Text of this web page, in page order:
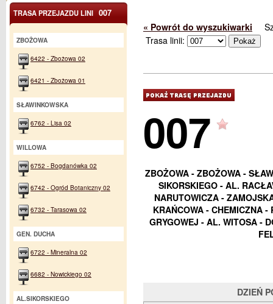
« Powrót do wyszukiwarki
Trasa linii:
007
ZBOŻOWA - ZBOŻOWA -
SIKORSKIEGO - AL.
NARUTOWICZA -
KRAŃCOWA - CHEMICZNA -
GRYGOWEJ - AL. WITOSA -
DZIEŃ
TRASA PRZEJAZDU LINI 007
ZBOŻOWA
6422 - Zbożowa 02
6421 - Zbożowa 01
SŁAWINKOWSKA
6762 - Lisa 02
WILLOWA
6752 - Bogdanówka 02
6742 - Ogród Botaniczny 02
6732 - Tarasowa 02
GEN. DUCHA
6722 - Mineralna 02
6682 - Nowickiego 02
AL.SIKORSKIEGO